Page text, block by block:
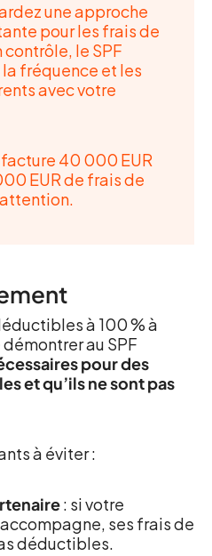
une approche
pour les frais de
contrôle, le SPF
fréquence et les
avec votre
40 000 EUR
EUR de frais de
à 100 % à
au SPF
pour des
et qu’ils ne sont pas
à éviter :
: si votre
ses frais de
déductibles.